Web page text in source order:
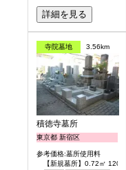
詳細を見る
寺院墓地 3.56km
積徳寺墓所
東京都 新宿区
参考価格:墓所使用料
【新規墓所】0.72㎡ 120万